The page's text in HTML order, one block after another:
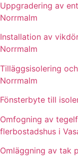
Uppgradering av
Norrmalm
Installation av
Norrmalm
Tilläggsisolering
Norrmalm
Fönsterbyte till
Omfogning av
flerbostadshus i
Omläggning av tak